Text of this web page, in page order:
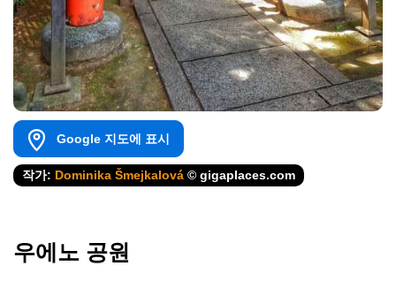
Google 지도에 표시
작가: Dominika Šmejkalová © gigaplaces.com
우에노 공원